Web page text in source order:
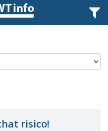
risico!